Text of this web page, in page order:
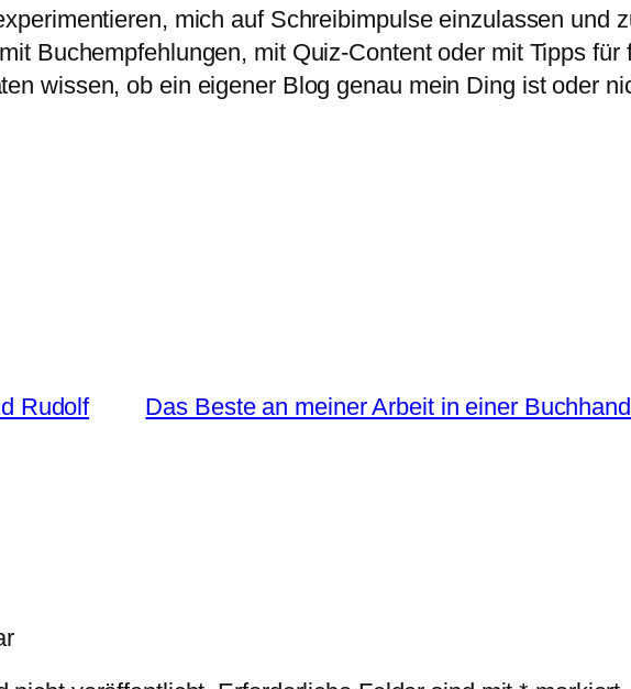
mich auf Schreibimpulse einzulassen und
Buchempfehlungen, mit Quiz-Content oder mit Tipps für
wissen, ob ein eigener Blog genau mein Ding ist oder
Rudolf Das Beste an meiner Arbeit in einer